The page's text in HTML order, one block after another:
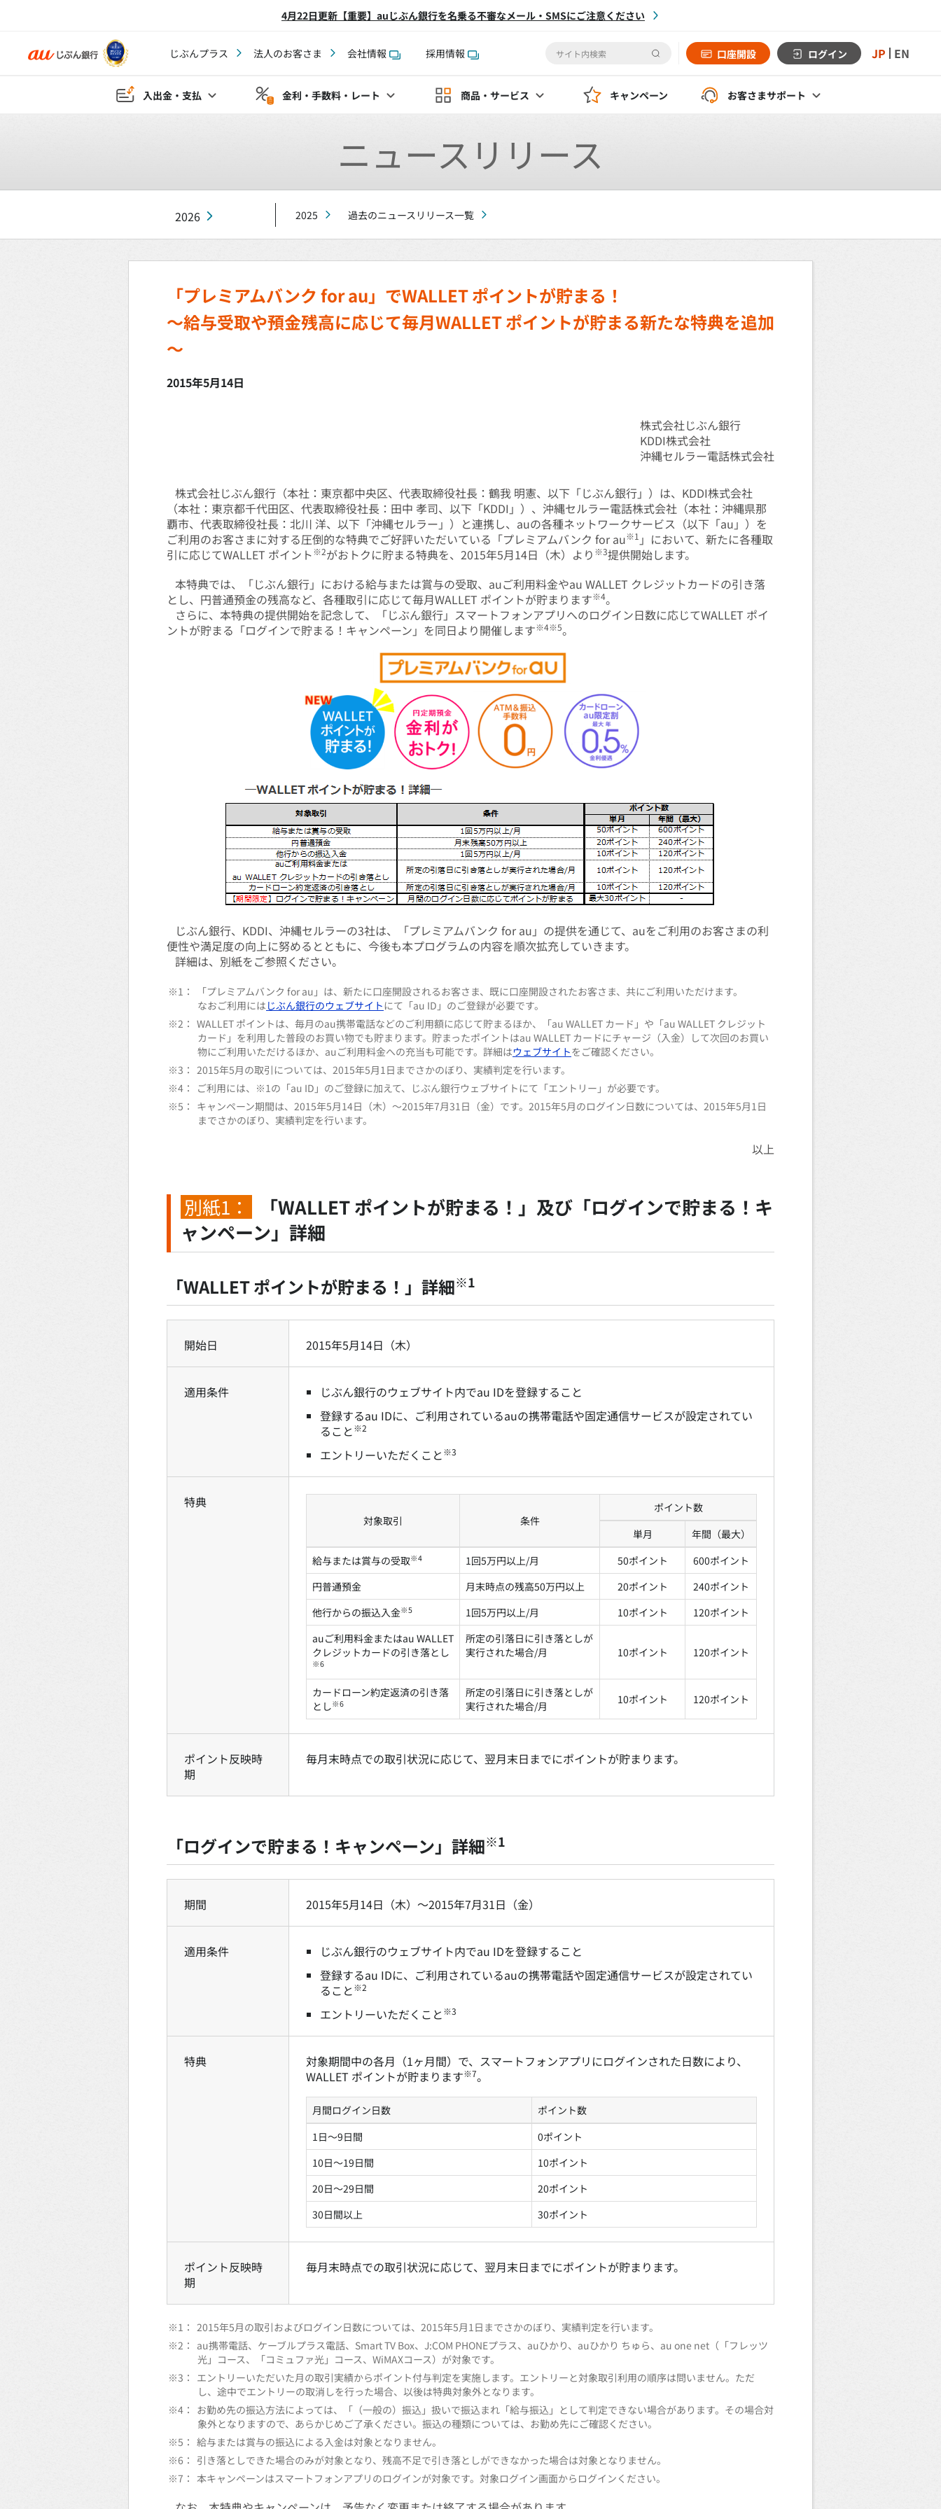
4月22日更新【重要】auじぶん銀行を名乗る不審なメール・SMSにご注意ください
じぶんプラス 法人のお客さま 会社情報 採用情報 口座開設 ログイン JP EN
入出金・支払 金利・手数料・レート 商品・サービス キャンペーン お客さまサポート
ニュースリリース
2026 2025 過去のニュースリリース一覧
「プレミアムバンク for au」でWALLET ポイントが貯まる！
～給与受取や預金残高に応じて毎月WALLET ポイントが貯まる新たな特典を追加
～
2015年5月14日
株式会社じぶん銀行
KDDI株式会社
沖縄セルラー電話株式会社
株式会社じぶん銀行（本社：東京都中央区、代表取締役社長：鶴我 明憲、以下「じぶん銀行」）は、KDDI株式会社
（本社：東京都千代田区、代表取締役社長：田中 孝司、以下「KDDI」）、沖縄セルラー電話株式会社（本社：沖縄県那
覇市、代表取締役社長：北川 洋、以下「沖縄セルラー」）と連携し、auの各種ネットワークサービス（以下「au」）を
ご利用のお客さまに対する圧倒的な特典でご好評いただいている「プレミアムバンク for au※1 」において、新たに各種取
引に応じてWALLET ポイント※2がおトクに貯まる特典を、2015年5月14日（木）より ※3提供開始します。
本特典では、「じぶん銀行」における給与または賞与の受取、auご利用料金やau WALLET クレジットカードの引き落
とし、円普通預金の残高など、各種取引に応じて毎月WALLET ポイントが貯まります※4。
さらに、本特典の提供開始を記念して、「じぶん銀行」スマートフォンアプリへのログイン日数に応じてWALLET ポイ
ントが貯まる「ログインで貯まる！キャンペーン」を同日より開催します※4※5。
じぶん銀行、KDDI、沖縄セルラーの3社は、「プレミアムバンク for au」の提供を通じて、auをご利用のお客さまの利
便性や満足度の向上に努めるとともに、今後も本プログラムの内容を順次拡充していきます。
詳細は、別紙をご参照ください。
※1：
「プレミアムバンク for au」は、新たに口座開設されるお客さま、既に口座開設されたお客さま、共にご利用いただけます。
なおご利用には じぶん銀行のウェブサイトにて「au ID」のご登録が必要です。
※2： WALLET ポイントは、毎月のau携帯電話などのご利用額に応じて貯まるほか、「au WALLET カード」や「au WALLET クレジット
カード」を利用した普段のお買い物でも貯まります。貯まったポイントはau WALLET カードにチャージ（入金）して次回のお買い
物にご利用いただけるほか、auご利用料金への充当も可能です。詳細はウェブサイトをご確認ください。
※3： 2015年5月の取引については、2015年5月1日までさかのぼり、実績判定を行います。
※4：
ご利用には、※1の「au ID」のご登録に加えて、じぶん銀行ウェブサイトにて「エントリー」が必要です。
※5： キャンペーン期間は、2015年5月14日（木）～2015年7月31日（金）です。2015年5月のログイン日数については、2015年5月1日
までさかのぼり、実績判定を行います。
以上
別紙1：
「WALLET ポイントが貯まる！」及び「ログインで貯まる！キ
ャンペーン」詳細
「WALLET ポイントが貯まる！」詳細※1
開始日 2015年5月14日（木）
適用条件
じぶん銀行のウェブサイト内でau IDを登録すること
登録するau IDに、ご利用されているauの携帯電話や固定通信サービスが設定されてい
ること※2
エントリーいただくこと※3
特典
対象取引 条件
ポイント数
単月
年間（最大）
給与または賞与の受取※4 1回5万円以上/月 50ポイント
600ポイント
円普通預金
月末時点の残高50万円以上 20ポイント
240ポイント
他行からの振込入金※5 1回5万円以上/月 10ポイント
120ポイント
auご利用料金またはau WALLET
クレジットカードの引き落とし
※6
所定の引落日に引き落としが
実行された場合/月
10ポイント 120ポイント
カードローン約定返済の引き落
とし※6
所定の引落日に引き落としが
実行された場合/月
10ポイント 120ポイント
ポイント反映時
期
毎月末時点での取引状況に応じて、翌月末日までにポイントが貯まります。
「ログインで貯まる！キャンペーン」詳細※1
期間 2015年5月14日（木）～2015年7月31日（金）
適用条件
じぶん銀行のウェブサイト内でau IDを登録すること
登録するau IDに、ご利用されているauの携帯電話や固定通信サービスが設定されてい
ること※2
エントリーいただくこと※3
特典
対象期間中の各月（1ヶ月間）で、スマートフォンアプリにログインされた日数により、
WALLET ポイントが貯まります※7。
月間ログイン日数
ポイント数
1日～9日間
0ポイント
10日～19日間
10ポイント
20日～29日間
20ポイント
30日間以上
30ポイント
ポイント反映時
期
毎月末時点での取引状況に応じて、翌月末日までにポイントが貯まります。
※1： 2015年5月の取引およびログイン日数については、2015年5月1日までさかのぼり、実績判定を行います。
※2： au携帯電話、ケーブルプラス電話、Smart TV Box、J:COM PHONEプラス、auひかり、auひかり ちゅら、au one net（「フレッツ
光」コース、「コミュファ光」コース、WiMAXコース）が対象です。
※3： エントリーいただいた月の取引実績からポイント付与判定を実施します。エントリーと対象取引利用の順序は問いません。ただ
し、途中でエントリーの取消しを行った場合、以後は特典対象外となります。
※4： お勤め先の振込方法によっては、「（一般の）振込」扱いで振込まれ「給与振込」として判定できない場合があります。その場合対
象外となりますので、あらかじめご了承ください。振込の種類については、お勤め先にご確認ください。
※5： 給与または賞与の振込による入金は対象となりません。
※6： 引き落としできた場合のみが対象となり、残高不足で引き落としができなかった場合は対象となりません。
※7： 本キャンペーンはスマートフォンアプリのログインが対象です。対象ログイン画面からログインください。